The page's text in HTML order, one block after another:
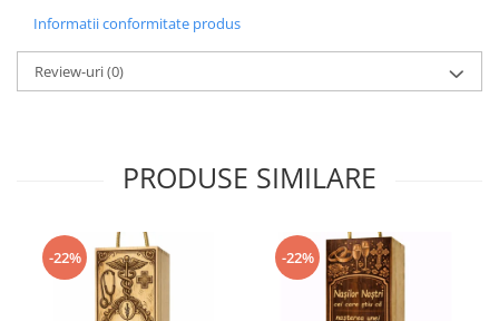
Informatii conformitate produs
Review-uri(0)
PRODUSE SIMILARE
-22% -22%